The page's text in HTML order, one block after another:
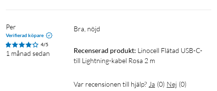
Per
Verifierad köpare
4/5
1 månad sedan
Bra, nöjd
Recenserad produkt: Linocell Flätad USB-C-
till Lightning-kabel Rosa 2 m
Var recensionen till hjälp? Ja (0) Nej (0)